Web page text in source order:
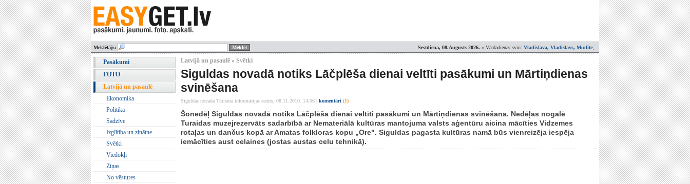
Sestdiena, 08.Augusts 2026. » Vārdadienas svin: Vladislava, Vladislavs, Mudīte;
Meklētājs:
Pasākumi
FOTO
Latvijā un pasaulē
Ekonomika
Politika
Sadzīve
Izglītība un zinātne
Svētki
Viedokļi
Ziņas
No vēstures
Latvijā un pasaulē » Svētki
Siguldas novadā notiks Lāčplēša dienai veltīti pasākumi un Mārtiņdienas
svinēšana
Siguldas novada Tūrisma informācijas centrs, 08.11.2010. 14:06 komentāri (1)
Šonedēļ Siguldas novadā notiks Lāčplēša dienai veltīti pasākumi un Mārtiņdienas svinēšana. Nedēļas nogalē
Turaidas muzejrezervāts sadarbībā ar Nemateriālā kultūras mantojuma valsts aģentūru aicina mācīties Vidzemes
rotaļas un dančus kopā ar Amatas folkloras kopu „Ore". Siguldas pagasta kultūras namā būs vienreizēja iespēja
iemācīties aust celaines (jostas austas celu tehnikā).